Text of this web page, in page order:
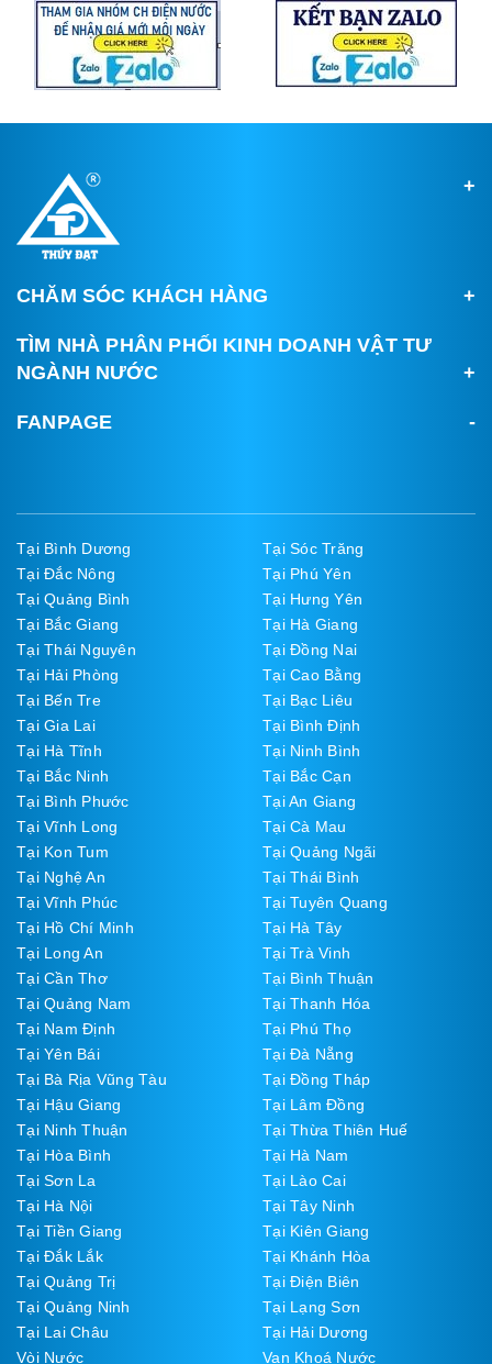
CHĂM SÓC KHÁCH HÀNG
TÌM NHÀ PHÂN PHỐI KINH DOANH VẬT TƯ
NGÀNH NƯỚC
FANPAGE
Tại Bình Dương
Tại Sóc Trăng
Tại Đắc Nông
Tại Phú Yên
Tại Quảng Bình
Tại Hưng Yên
Tại Bắc Giang
Tại Hà Giang
Tại Thái Nguyên
Tại Đồng Nai
Tại Hải Phòng
Tại Cao Bằng
Tại Bến Tre
Tại Bạc Liêu
Tại Gia Lai
Tại Bình Định
Tại Hà Tĩnh
Tại Ninh Bình
Tại Bắc Ninh
Tại Bắc Cạn
Tại Bình Phước
Tại An Giang
Tại Vĩnh Long
Tại Cà Mau
Tại Kon Tum
Tại Quảng Ngãi
Tại Nghệ An
Tại Thái Bình
Tại Vĩnh Phúc
Tại Tuyên Quang
Tại Hồ Chí Minh
Tại Hà Tây
Tại Long An
Tại Trà Vinh
Tại Cần Thơ
Tại Bình Thuận
Tại Quảng Nam
Tại Thanh Hóa
Tại Nam Định
Tại Phú Thọ
Tại Yên Bái
Tại Đà Nẵng
Tại Bà Rịa Vũng Tàu
Tại Đồng Tháp
Tại Hậu Giang
Tại Lâm Đồng
Tại Ninh Thuận
Tại Thừa Thiên Huế
Tại Hòa Bình
Tại Hà Nam
Tại Sơn La
Tại Lào Cai
Tại Hà Nội
Tại Tây Ninh
Tại Tiền Giang
Tại Kiên Giang
Tại Đắk Lắk
Tại Khánh Hòa
Tại Quảng Trị
Tại Điện Biên
Tại Quảng Ninh
Tại Lạng Sơn
Tại Lai Châu
Tại Hải Dương
Vòi Nước
Van Khoá Nước